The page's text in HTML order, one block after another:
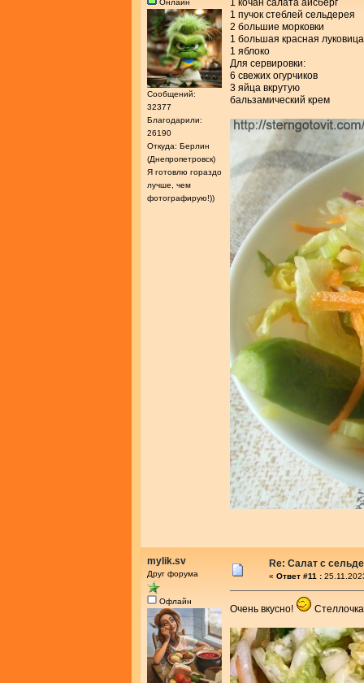
Онлайн
Сообщений:
32377
Благодарили:
26190
Откуда: Берлин
(Днепропетровск)
Я готовлю гораздо
лучше, чем
фотографирую!))
1 кочан салата айсберг
1 пучок стеблей сельдерея
2 большие морковки
1 большая красная луковица
1 яблоко
Для сервировки:
6 свежих огурчиков
3 яйца вкрутую
бальзамический крем
mylik.sv
Друг форума
Офлайн
Re: Салат с
« Ответ #11 :
Очень вкусно!